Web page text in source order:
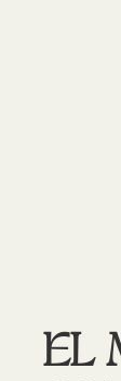
EL